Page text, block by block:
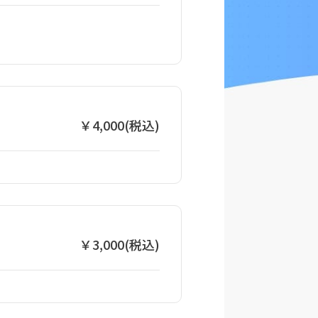
￥4,000(税込)
￥3,000(税込)